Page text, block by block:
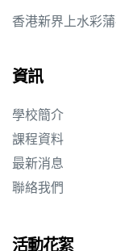
香港新界上水彩
資訊
學校簡介
課程資料
最新消息
聯絡我們
活動花絮